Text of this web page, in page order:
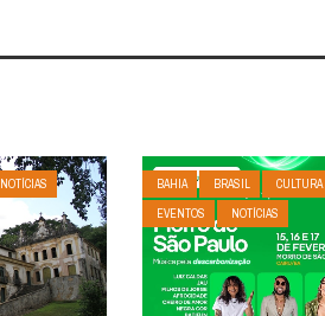
NOTÍCIAS
BAHIA BRASIL CULTURA
EVENTOS
NOTÍCIAS